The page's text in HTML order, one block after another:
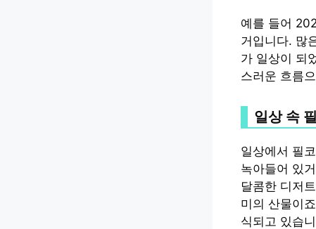
예를 들어
거입니다. 많
가 일상이 되
스러운 흐름
일상 속
일상에서 필
녹아들어 있
달콤한 디저
미의 산물이
식되고 있습